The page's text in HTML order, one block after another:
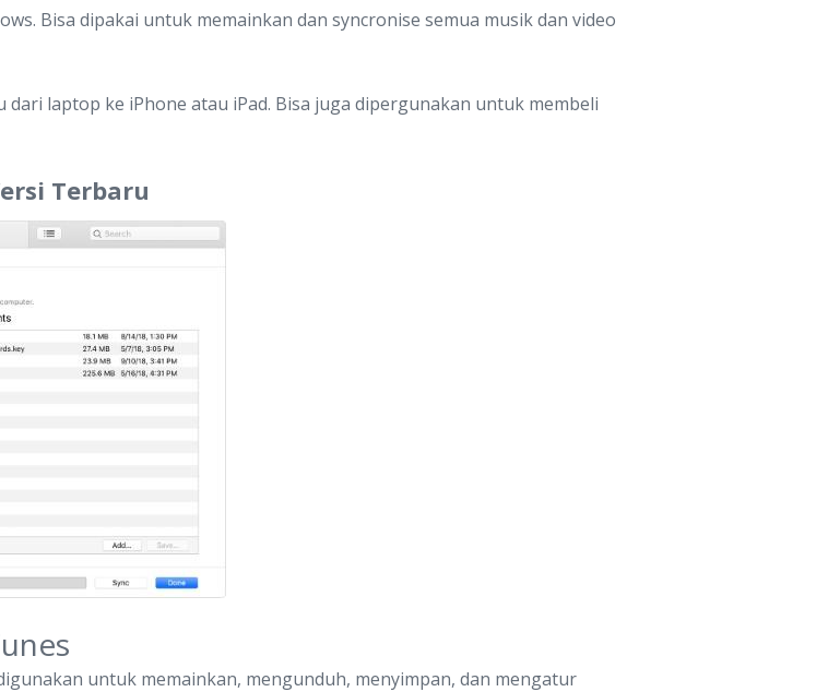
Bisa dipakai untuk memainkan dan syncronise semua musik dan video
laptop ke iPhone atau iPad. Bisa juga dipergunakan untuk membeli
Terbaru
untuk memainkan, mengunduh, menyimpan, dan mengatur